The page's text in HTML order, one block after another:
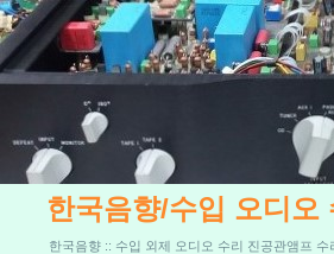
한국음향/수입 오디오
한국음향 :: 수입 외제 오디오 수리 진공관앰프